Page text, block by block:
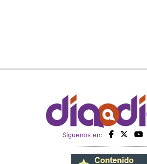
Siguenos en: